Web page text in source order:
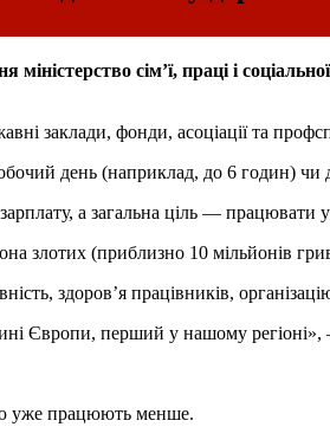
сім’ї, праці і
заклади, фонди, асоціації та
день (наприклад, до 6 годин) чи
а загальна ціль — працювати
злотих (приблизно 10 мільйонів
здоров’я працівників,
Європи, перший у нашому
уже працюють менше.